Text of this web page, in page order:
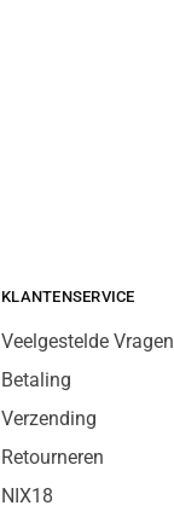
KLANTENSERVICE
Veelgestelde Vragen
Betaling
Verzending
Retourneren
NIX18